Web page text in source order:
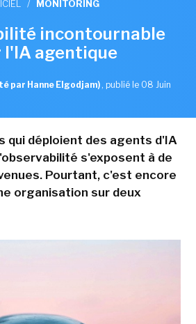
/ MONITORING
incontournable
l'IA agentique
par Hanne Elgodjam) , publié le 08 Juin
qui déploient des agents d'IA
s'exposent à de
Pourtant, c'est encore
organisation sur deux